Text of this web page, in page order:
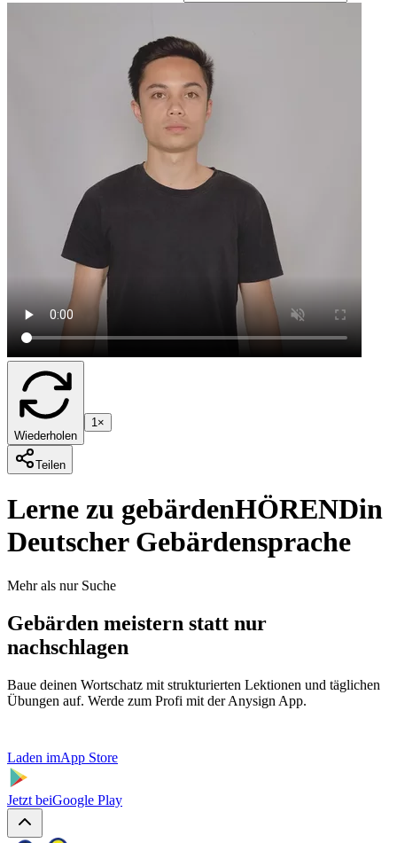
Wiederholen
1×
Teilen
Lerne zu gebärdenHÖRENDin
Deutscher Gebärdensprache
Mehr als nur Suche
Gebärden meistern statt nur
nachschlagen
Baue deinen Wortschatz mit strukturierten Lektionen und täglichen
Übungen auf. Werde zum Profi mit der Anysign App.
Laden imApp Store
Jetzt beiGoogle Play